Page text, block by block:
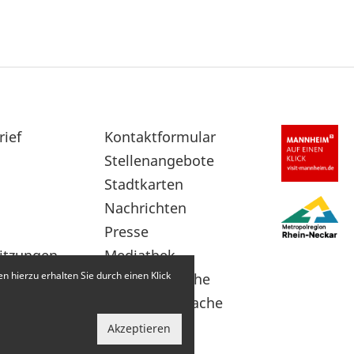
Sekundärnavigation
im
Fußbereich
Kontaktformular
Stellenangebote
Stadtkarten
Nachrichten
Presse
Mediathek
Leichte Sprache
Gebärdensprache
hierzu erhalten Sie durch einen Klick
Akzeptieren